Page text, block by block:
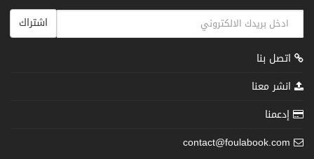
اشتراك
اتصل بنا
انشر معنا
إدعمنا
contact@foulabook.com